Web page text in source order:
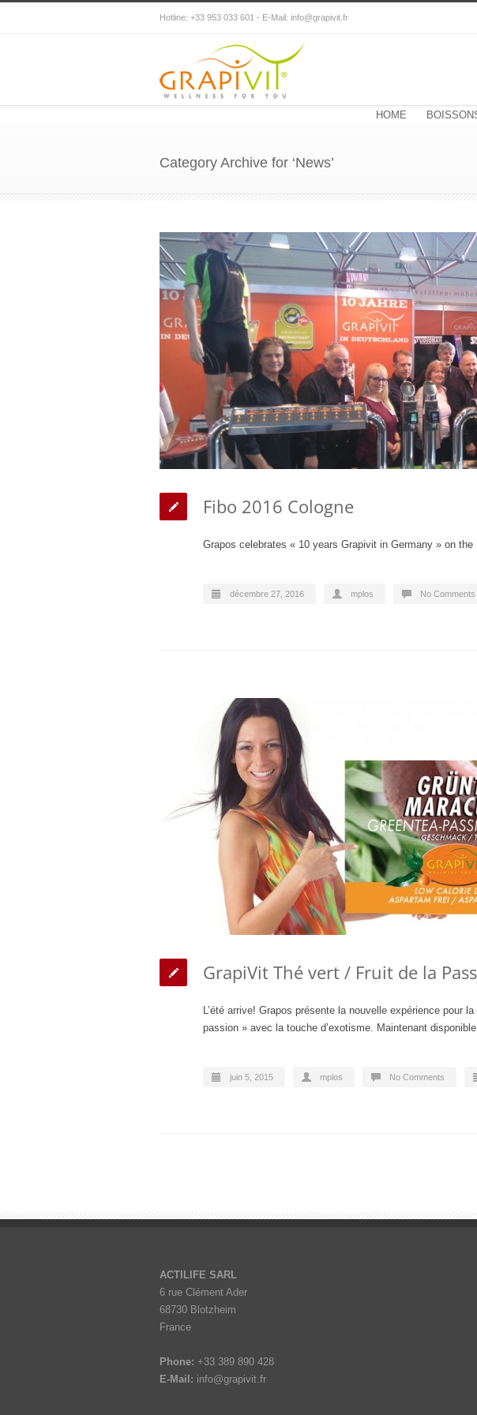
Hotline: +33 953 033 601 - E-Mail: info@grapivit.fr
HOME
Category Archive for ‘News’
Fibo 2016 Cologne
Grapos celebrates « 10 years Grapivit in Germany » on the
décembre 27, 2016 mplos No Comments
GrapiVit Thé vert / Fruit de la
L’été arrive! Grapos présente la nouvelle expérience pour
passion » avec la touche d’exotisme. Maintenant
juin 5, 2015 mplos No Comments
ACTILIFE SARL
6 rue Clément Ader
68730 Blotzheim
France
Phone: +33 389 890 428
E-Mail: info@grapivit.fr